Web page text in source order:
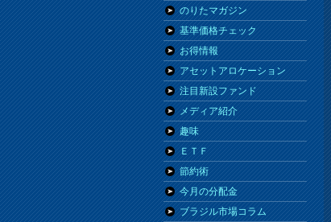
のりたマガジン
基準価格チェック
お得情報
アセットアロケーション
注目新設ファンド
メディア紹介
趣味
ＥＴＦ
節約術
今月の分配金
ブラジル市場コラム